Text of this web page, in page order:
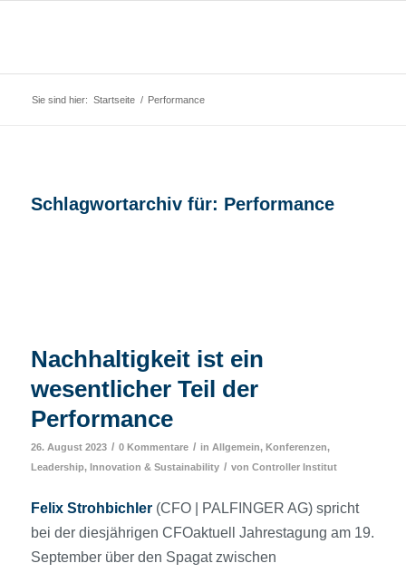
Sie sind hier: Startseite / Performance
Schlagwortarchiv für: Performance
Nachhaltigkeit ist ein
wesentlicher Teil der
Performance
26. August 2023 / 0 Kommentare / in Allgemein, Konferenzen,
Leadership, Innovation & Sustainability / von Controller Institut
Felix Strohbichler (CFO | PALFINGER AG) spricht
bei der diesjährigen CFOaktuell Jahrestagung am 19.
September über den Spagat zwischen